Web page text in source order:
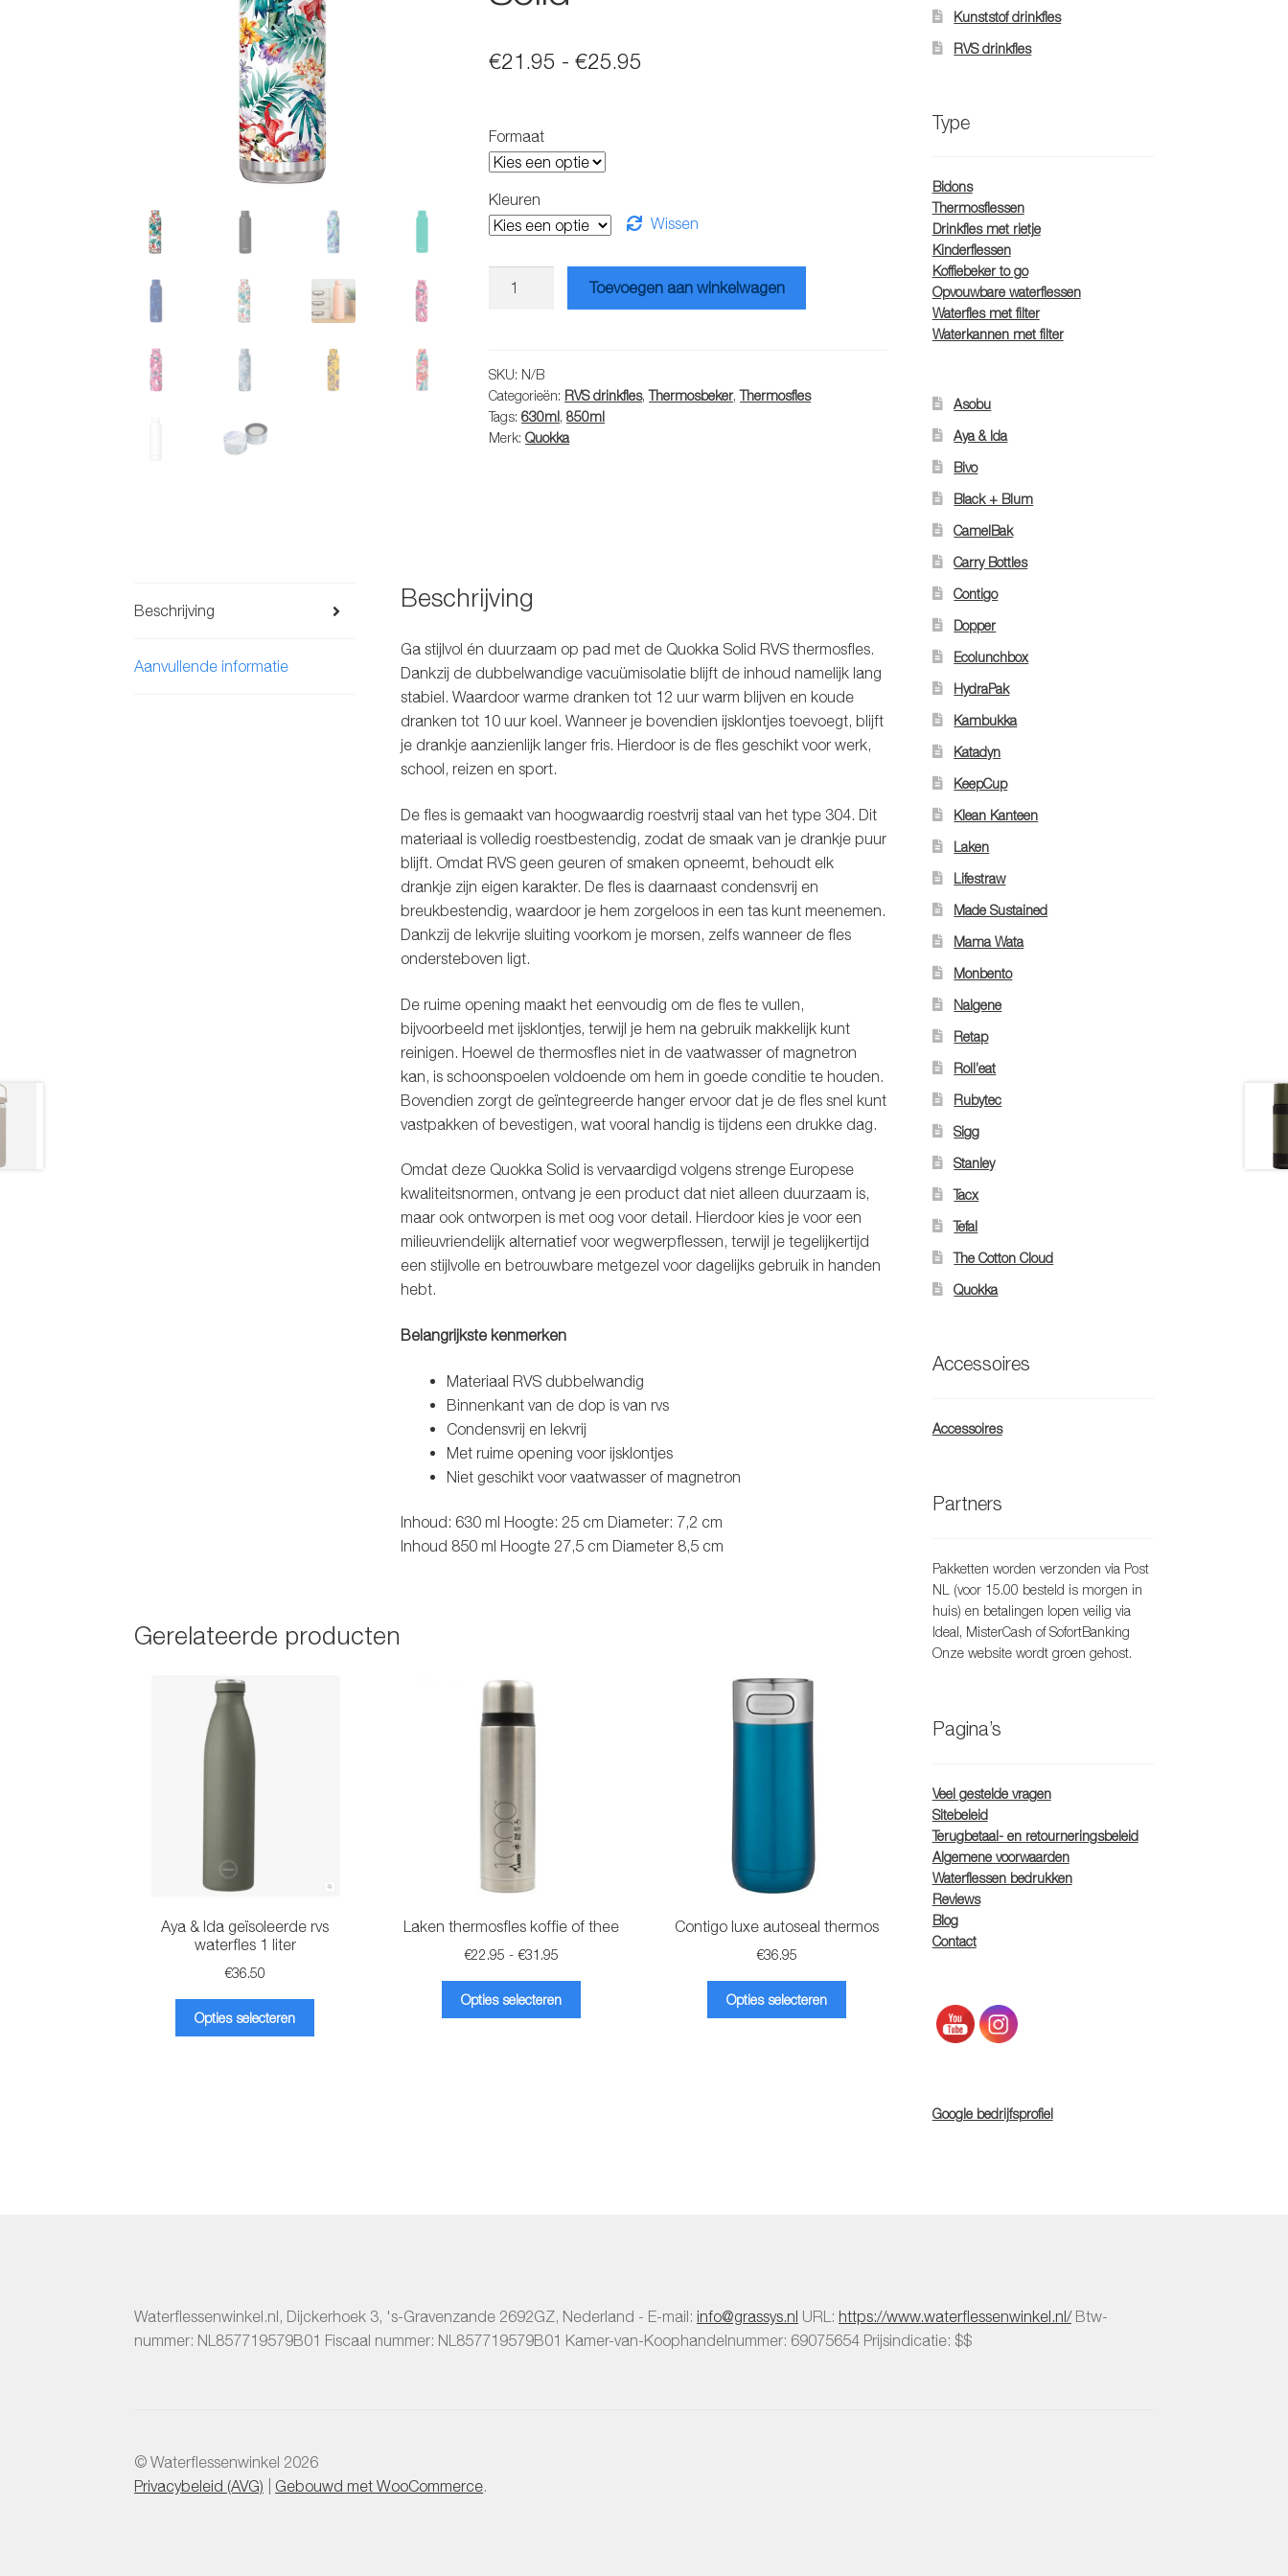
€21.95 - €25.95
Formaat
Kleuren
Wissen
aantal
Toevoegen aan winkelwagen
SKU: N/B
Categorieën: RVS drinkfles,Thermosbeker,Thermosfles
Tags:630ml,850ml
Merk:Quokka
Beschrijving
Aanvullende informatie
Beschrijving
Ga stijlvol én duurzaam op pad met de Quokka Solid RVS thermosfles.
Dankzij de dubbelwandige vacuümisolatie blijft de inhoud namelijk lang
stabiel. Waardoor warme dranken tot 12 uur warm blijven en koude
dranken tot 10 uur koel. Wanneer je bovendien ijsklontjes toevoegt, blijft
je drankje aanzienlijk langer fris. Hierdoor is de fles geschikt voor werk,
school, reizen en sport.
De fles is gemaakt van hoogwaardig roestvrij staal van het type 304. Dit
materiaal is volledig roestbestendig, zodat de smaak van je drankje puur
blijft. Omdat RVS geen geuren of smaken opneemt, behoudt elk
drankje zijn eigen karakter. De fles is daarnaast condensvrij en
breukbestendig, waardoor je hem zorgeloos in een tas kunt meenemen.
Dankzij de lekvrije sluiting voorkom je morsen, zelfs wanneer de fles
ondersteboven ligt.
De ruime opening maakt het eenvoudig om de fles te vullen,
bijvoorbeeld met ijsklontjes, terwijl je hem na gebruik makkelijk kunt
reinigen. Hoewel de thermosfles niet in de vaatwasser of magnetron
kan, is schoonspoelen voldoende om hem in goede conditie te houden.
Bovendien zorgt de geïntegreerde hanger ervoor dat je de fles snel kunt
vastpakken of bevestigen, wat vooral handig is tijdens een drukke dag.
Omdat deze Quokka Solid is vervaardigd volgens strenge Europese
kwaliteitsnormen, ontvang je een product dat niet alleen duurzaam is,
maar ook ontworpen is met oog voor detail. Hierdoor kies je voor een
milieuvriendelijk alternatief voor wegwerpflessen, terwijl je tegelijkertijd
een stijlvolle en betrouwbare metgezel voor dagelijks gebruik in handen
hebt.
Belangrijkste kenmerken
Materiaal RVS dubbelwandig
Binnenkant van de dop is van rvs
Condensvrij en lekvrij
Met ruime opening voor ijsklontjes
Niet geschikt voor vaatwasser of magnetron
Inhoud: 630 ml Hoogte: 25 cm Diameter: 7,2 cm
Inhoud 850 ml Hoogte 27,5 cm Diameter 8,5 cm
Gerelateerde producten
Aya & Ida geïsoleerde rvs
waterfles 1 liter
€36.50
Opties selecteren
Laken thermosfles koffie of thee
€22.95 - €31.95Prijsklasse:
tot
€31.95
Opties selecteren
Contigo luxe autoseal thermos
€36.95
Opties selecteren
Kunststof drinkfles
RVS drinkfles
Type
Bidons
Thermosflessen
Drinkfles met rietje
Kinderflessen
Koffiebeker to go
Opvouwbare waterflessen
Waterfles met filter
Waterkannen met filter
Asobu
Aya & Ida
Bivo
Black + Blum
CamelBak
Carry Bottles
Contigo
Dopper
Ecolunchbox
HydraPak
Kambukka
Katadyn
KeepCup
Klean Kanteen
Laken
Lifestraw
Made Sustained
Mama Wata
Monbento
Nalgene
Retap
Roll’eat
Rubytec
Sigg
Stanley
Tacx
Tefal
The Cotton Cloud
Quokka
Accessoires
Accessoires
Partners
Pakketten worden verzonden via Post
NL (voor 15.00 besteld is morgen in
huis) en betalingen lopen veilig via
Ideal, MisterCash of SofortBanking
Onze website wordt groen gehost.
Pagina’s
Veel gestelde vragen
Sitebeleid
Terugbetaal- en retourneringsbeleid
Algemene voorwaarden
Waterflessen bedrukken
Reviews
Blog
Contact
Google bedrijfsprofiel
Waterflessenwinkel.nl, Dijckerhoek 3, 's-Gravenzande 2692GZ, Nederland - E-mail: info@grassys.nl URL: https://www.waterflessenwinkel.nl/ Btw-
nummer: NL857719579B01 Fiscaal nummer: NL857719579B01 Kamer-van-Koophandelnummer: 69075654 Prijsindicatie: $$
© Waterflessenwinkel 2026
Privacybeleid (AVG)
Gebouwd met WooCommerce.